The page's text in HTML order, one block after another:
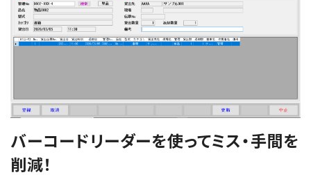
バーコードリーダーを使ってミス・手間を
削減！